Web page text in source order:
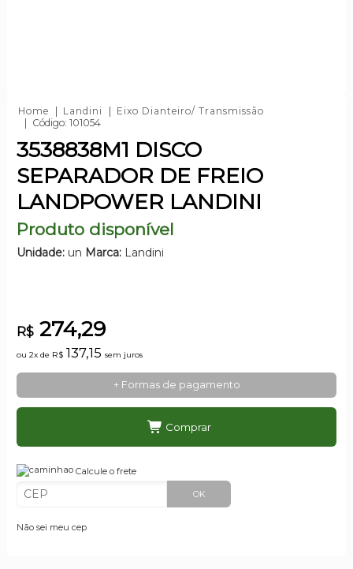
Home Landini
Eixo Dianteiro/ Transmissão
Código: 101054
3538838M1 DISCO
SEPARADOR DE FREIO
LANDPOWER LANDINI
Produto disponível
Unidade:un Marca:Landini
R$274,29
ou 2x de R$137,15 sem juros
+ Formas de pagamento
Comprar
Calcule o frete
OK
Não sei meu cep